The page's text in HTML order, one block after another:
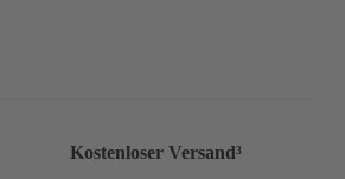
Kostenloser Versand³